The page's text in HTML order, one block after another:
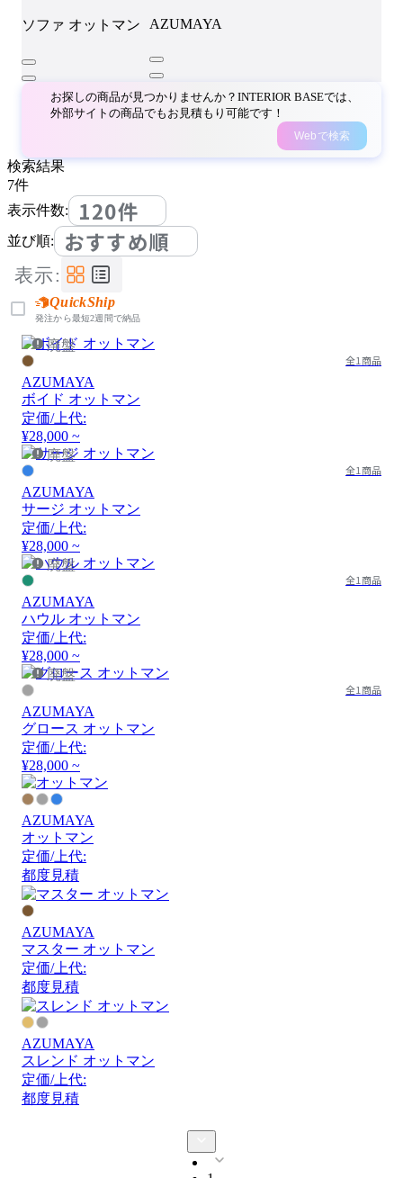
ソファ オットマン AZUMAYA
お探しの商品が見つかりませんか？INTERIOR BASEでは、
外部サイトの商品でもお見積もり可能です！
Webで検索
検索結果
7件
表示件数:
120件
並び順: おすすめ順
表示:
QuickShip
発注から最短2週間で納品
廃盤
全1商品
AZUMAYA
ボイド オットマン
定価/上代:
¥28,000 ~
廃盤
全1商品
AZUMAYA
サージ オットマン
定価/上代:
¥28,000 ~
廃盤
全1商品
AZUMAYA
ハウル オットマン
定価/上代:
¥28,000 ~
廃盤
全1商品
AZUMAYA
グロース オットマン
定価/上代:
¥28,000 ~
AZUMAYA
オットマン
定価/上代:
都度見積
AZUMAYA
マスター オットマン
定価/上代:
都度見積
AZUMAYA
スレンド オットマン
定価/上代:
都度見積